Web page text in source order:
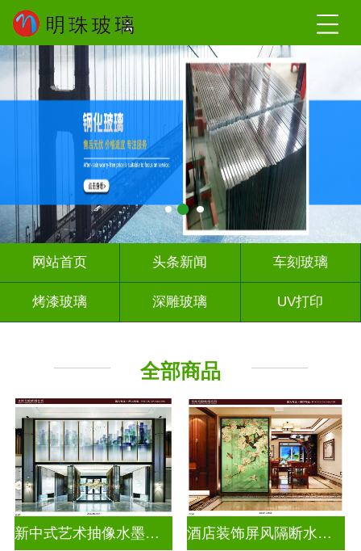
网站首页 头条新闻 车刻玻璃
烤漆玻璃 深雕玻璃 UV打印
全部商品
新中式艺术抽像水墨画玻璃 酒店装饰屏风隔断水墨山水画玻璃